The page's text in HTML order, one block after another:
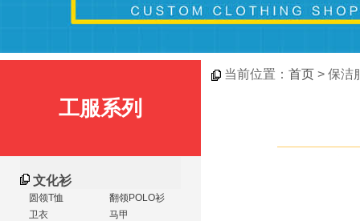
工服系列
文化衫
圆领T恤
翻领POLO衫
卫衣
马甲
当前位置： 首页 > 保洁